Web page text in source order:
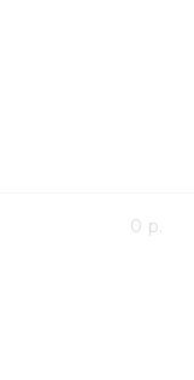
0 р.